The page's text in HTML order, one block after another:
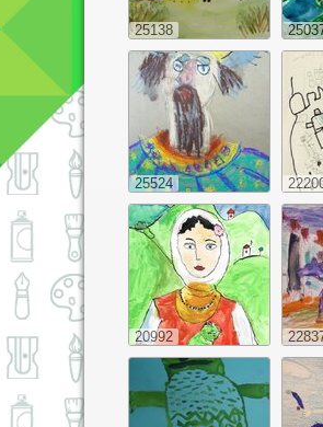
25138
25524
20992